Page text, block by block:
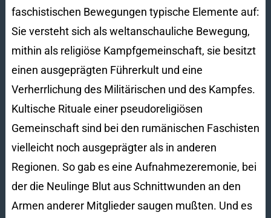
faschistischen Bewegungen typische Elemente auf:
Sie versteht sich als weltanschauliche Bewegung,
mithin als religiöse Kampfgemeinschaft, sie besitzt
einen ausgeprägten Führerkult und eine
Verherrlichung des Militärischen und des Kampfes.
Kultische Rituale einer pseudoreligiösen
Gemeinschaft sind bei den rumänischen Faschisten
vielleicht noch ausgeprägter als in anderen
Regionen. So gab es eine Aufnahmezeremonie, bei
der die Neulinge Blut aus Schnittwunden an den
Armen anderer Mitglieder saugen mußten. Und es